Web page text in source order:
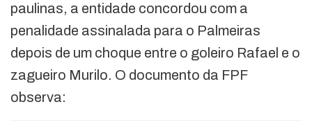
paulinas, a entidade concordou com a
penalidade assinalada para o Palmeiras
depois de um choque entre o goleiro Rafael e o
zagueiro Murilo. O documento da FPF
observa: